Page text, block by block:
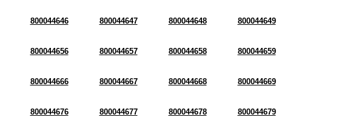
800044646 800044647 800044648 800044649
800044656 800044657 800044658 800044659
800044666 800044667 800044668 800044669
800044676 800044677 800044678 800044679